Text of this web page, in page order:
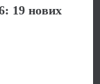
19 нових